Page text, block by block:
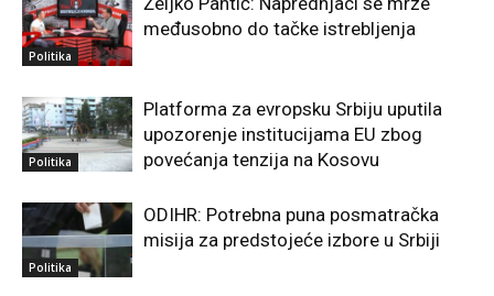
Politika
međusobno do tačke istrebljenja
Politika
Platforma za evropsku Srbiju uputila
upozorenje institucijama EU zbog
povećanja tenzija na Kosovu
Politika
ODIHR: Potrebna puna posmatračka
misija za predstojeće izbore u Srbiji